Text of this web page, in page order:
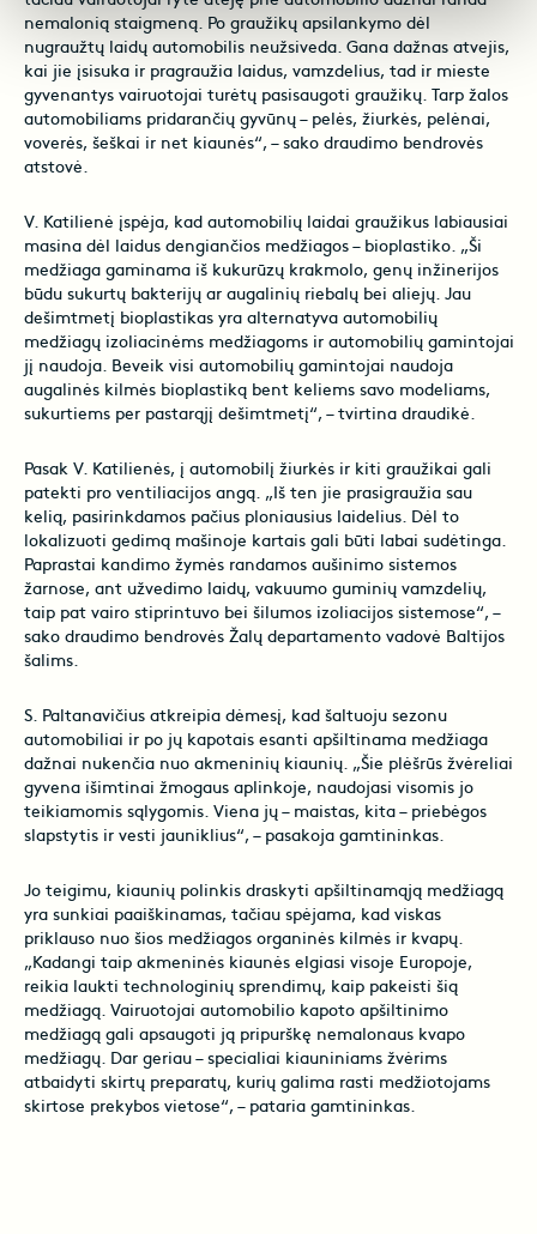
nemalonią staigmeną. Po graužikų apsilankymo dėl
nugraužtų laidų automobilis neužsiveda. Gana dažnas atvejis,
kai jie įsisuka ir pragraužia laidus, vamzdelius, tad ir mieste
gyvenantys vairuotojai turėtų pasisaugoti graužikų. Tarp žalos
automobiliams pridarančių gyvūnų – pelės, žiurkės, pelėnai,
voverės, šeškai ir net kiaunės“, – sako draudimo bendrovės
atstovė.
V. Katilienė įspėja, kad automobilių laidai graužikus labiausiai
masina dėl laidus dengiančios medžiagos – bioplastiko. „Ši
medžiaga gaminama iš kukurūzų krakmolo, genų inžinerijos
būdu sukurtų bakterijų ar augalinių riebalų bei aliejų. Jau
dešimtmetį bioplastikas yra alternatyva automobilių
medžiagų izoliacinėms medžiagoms ir automobilių gamintojai
jį naudoja. Beveik visi automobilių gamintojai naudoja
augalinės kilmės bioplastiką bent keliems savo modeliams,
sukurtiems per pastarąjį dešimtmetį“, – tvirtina draudikė.
Pasak V. Katilienės, į automobilį žiurkės ir kiti graužikai gali
patekti pro ventiliacijos angą. „Iš ten jie prasigraužia sau
kelią, pasirinkdamos pačius ploniausius laidelius. Dėl to
lokalizuoti gedimą mašinoje kartais gali būti labai sudėtinga.
Paprastai kandimo žymės randamos aušinimo sistemos
žarnose, ant užvedimo laidų, vakuumo guminių vamzdelių,
taip pat vairo stiprintuvo bei šilumos izoliacijos sistemose“, –
sako draudimo bendrovės Žalų departamento vadovė Baltijos
šalims.
S. Paltanavičius atkreipia dėmesį, kad šaltuoju sezonu
automobiliai ir po jų kapotais esanti apšiltinama medžiaga
dažnai nukenčia nuo akmeninių kiaunių. „Šie plėšrūs žvėreliai
gyvena išimtinai žmogaus aplinkoje, naudojasi visomis jo
teikiamomis sąlygomis. Viena jų – maistas, kita – priebėgos
slapstytis ir vesti jauniklius“, – pasakoja gamtininkas.
Jo teigimu, kiaunių polinkis draskyti apšiltinamąją medžiagą
yra sunkiai paaiškinamas, tačiau spėjama, kad viskas
priklauso nuo šios medžiagos organinės kilmės ir kvapų.
„Kadangi taip akmeninės kiaunės elgiasi visoje Europoje,
reikia laukti technologinių sprendimų, kaip pakeisti šią
medžiagą. Vairuotojai automobilio kapoto apšiltinimo
medžiagą gali apsaugoti ją pripurškę nemalonaus kvapo
medžiagų. Dar geriau – specialiai kiauniniams žvėrims
atbaidyti skirtų preparatų, kurių galima rasti medžiotojams
skirtose prekybos vietose“, – pataria gamtininkas.